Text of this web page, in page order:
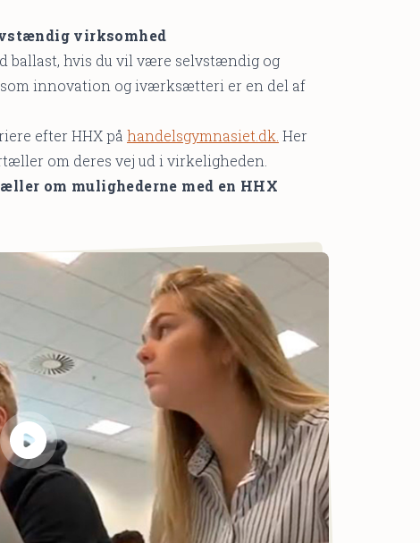
virksomhed
ballast, hvis du vil være selvstændig og
innovation og iværksætteri er en del af
efter HHX på handelsgymnasiet.dk. Her
om deres vej ud i virkeligheden.
om mulighederne med en HHX